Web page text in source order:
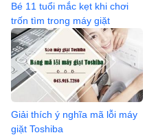
Bé 11 tuổi mắc kẹt khi chơi
trốn tìm trong máy giặt
Giải thích ý nghĩa mã lỗi máy
giặt Toshiba